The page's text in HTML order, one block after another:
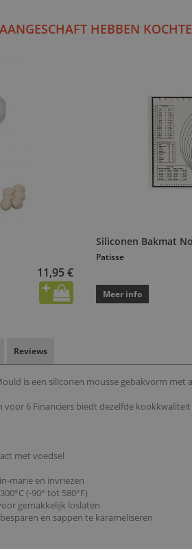
HEBBEN
11,95 €
Siliconen Bakmat
Patisse
Meer info
Reviews
is een siliconen mousse gebakvorm
voor 6 Financiers biedt dezelfde
met voedsel
marie en invriezen
(-90° tot 580°F)
gemakkelijk loslaten
en sappen te karameliseren